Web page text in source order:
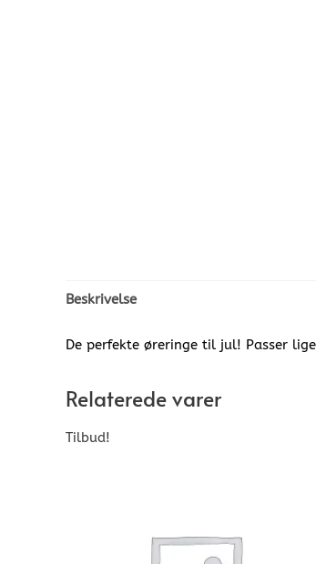
Beskrivelse
De perfekte øreringe til jul! Passer
Relaterede varer
Tilbud!